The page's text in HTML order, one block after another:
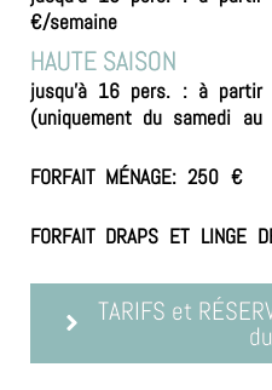
€/semaine
HAUTE SAISON
jusqu’à 16 pers. : à
(uniquement du samedi au
FORFAIT MÉNAGE: 250 €
FORFAIT DRAPS ET LINGE
TARIFS et